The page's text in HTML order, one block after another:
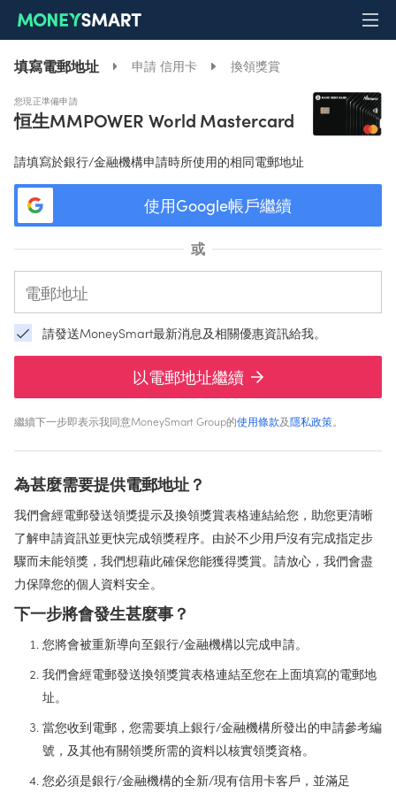
填寫電郵地址 申請 信用卡 換領獎賞
您現正準備申請
恒生MMPOWER World Mastercard
請填寫於銀行/金融機構申請時所使用的相同電郵地址
使用Google帳戶繼續
或
請發送MoneySmart最新消息及相關優惠資訊給我。
以電郵地址繼續
繼續下一步即表示我同意MoneySmart Group的使用條款及隱私政策。
為甚麼需要提供電郵地址？
我們會經電郵發送領獎提示及換領獎賞表格連結給您，助您更清晰
了解申請資訊並更快完成領獎程序。由於不少用戶沒有完成指定步
驟而未能領獎，我們想藉此確保您能獲得獎賞。請放心，我們會盡
力保障您的個人資料安全。
下一步將會發生甚麼事？
您將會被重新導向至銀行/金融機構以完成申請。
我們會經電郵發送換領獎賞表格連結至您在上面填寫的電郵地
址。
當您收到電郵，您需要填上銀行/金融機構所發出的申請參考編
號，及其他有關領獎所需的資料以核實領獎資格。
您必須是銀行/金融機構的全新/現有信用卡客戶，並滿足